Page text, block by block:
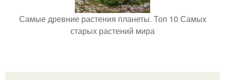
Самые древние растения планеты. Топ 10 Самых
старых растений мира